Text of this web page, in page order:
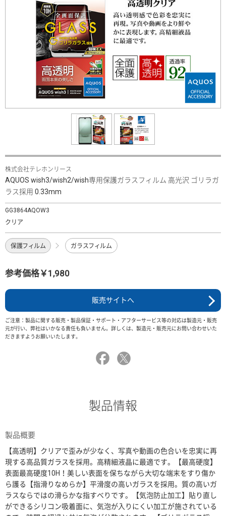
株式会社テレホンリース
AQUOS wish3/wish2/wish専用保護ガラスフィルム 高光沢 ゴリラガ
ラス採用 0.33mm
GG3864AQOW3
クリア
保護フィルム ガラスフィルム
参考価格￥1,980
販売サイトへ
ご注意：製品に関する販売・製品保証・サポート・アフターサービス等の対応は製造元・販売
元が行い、弊社はいかなる責任も負いません。詳しくは、製造元・販売元にお問い合わせいた
だきますようお願いいたします。
製品情報
製品概要
【高透明】クリアで歪みが少なく、写真や動画の色合いを忠実に再
現する高品質ガラスを採用。高精細液晶に最適です。【最高硬度】
表面最高硬度10H！美しい表面を保ちながら大切な端末をすり傷か
ら護る【指滑りなめらか】平滑度の高いガラスを採用。質の高いガ
ラスならではの滑らかな指すべりです。【気泡防止加工】貼り直し
ができるシリコン吸着面に、気泡が入りにくい加工が施されている